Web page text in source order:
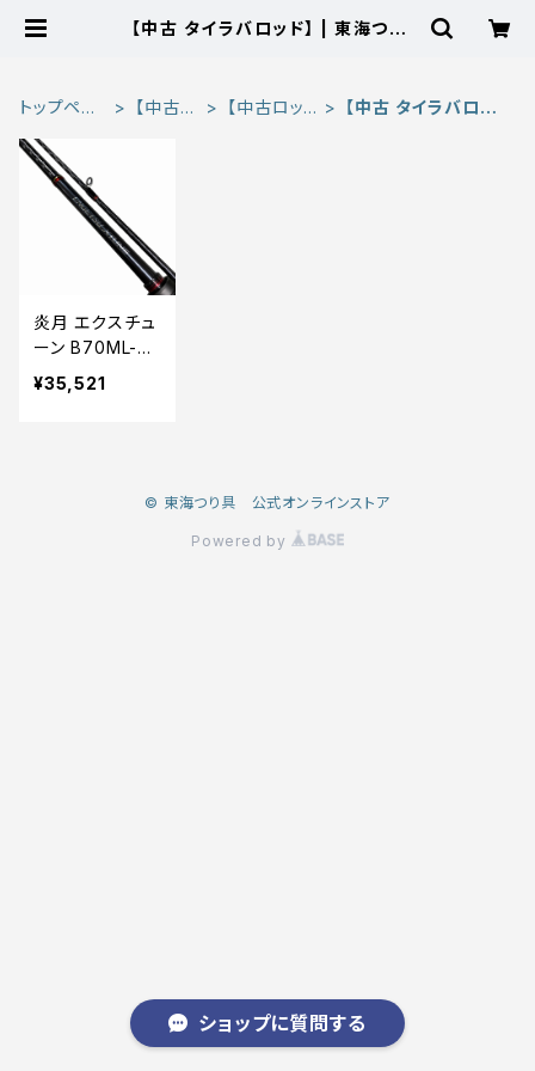
【中古 タイラバロッド】 | 東海つり
トップペー
【中古
【中古ロッ
【中古 タイラバロッ
炎月 エクスチュ
ーン B70ML-S/
LEFT【中古品】
¥35,521
© 東海つり具 公式オンラインストア
Powered by
ショップに質問する